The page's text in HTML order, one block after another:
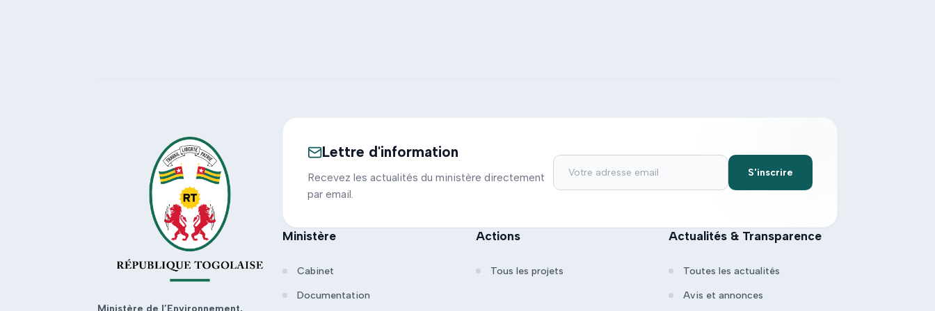
Lettre d'information
Recevez les actualités du ministère directement
par email.
S'inscrire
Ministère
Cabinet
Documentation
Actions
Tous les projets
Actualités & Transparence
Toutes les actualités
Avis et annonces